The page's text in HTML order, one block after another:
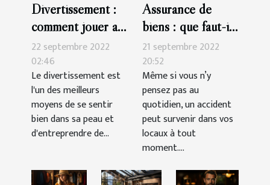
Divertissement :
comment jouer au
casino en ligne
22 septembre 2022
02:46
Le divertissement est
l'un des meilleurs
moyens de se sentir
bien dans sa peau et
d'entreprendre de...
Assurance de
biens : que faut-il
savoir ?
21 septembre 2022
20:52
Même si vous n’y
pensez pas au
quotidien, un accident
peut survenir dans vos
locaux à tout
moment....